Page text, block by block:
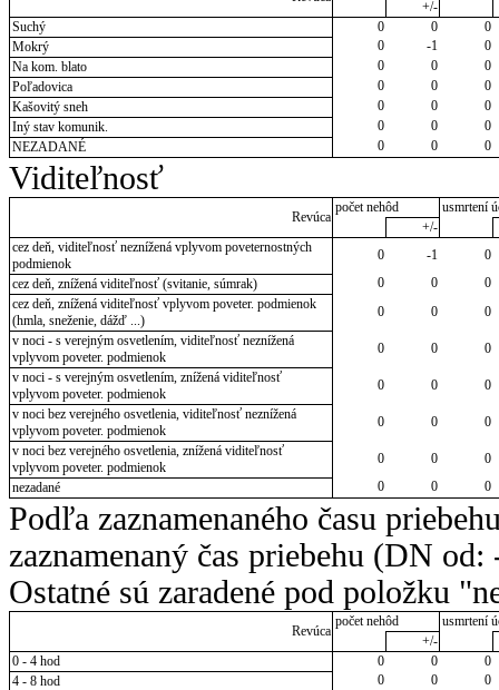
+/-
Suchý
0 0
0
Mokrý
0 -1
0
Na kom. blato
0 0
0
Poľadovica
0 0
0
Kašovitý sneh
0 0
0
Iný stav komunik.
0 0
0
NEZADANÉ
0 0 0
Viditeľnosť
Revúca
počet nehôd
usmrtení
+/-
cez deň, viditeľnosť neznížená vplyvom poveternostných
podmienok
0 -1
0
cez deň, znížená viditeľnosť (svitanie, súmrak)
0 0
0
cez deň, znížená viditeľnosť vplyvom poveter. podmienok
(hmla, sneženie, dážď ...)
0 0
0
v noci - s verejným osvetlením, viditeľnosť neznížená
vplyvom poveter. podmienok
0 0
0
v noci - s verejným osvetlením, znížená viditeľnosť
vplyvom poveter. podmienok
0 0
0
v noci bez verejného osvetlenia, viditeľnosť neznížená
vplyvom poveter. podmienok
0 0
0
v noci bez verejného osvetlenia, znížená viditeľnosť
vplyvom poveter. podmienok
0 0
0
nezadané
0 0 0
Podľa zaznamenaného času
zaznamenaný čas priebehu (DN
Ostatné sú zaradené pod položku
Revúca
počet nehôd
usmrtení
+/-
0 - 4 hod
0 0
0
4 - 8 hod
0 0
0